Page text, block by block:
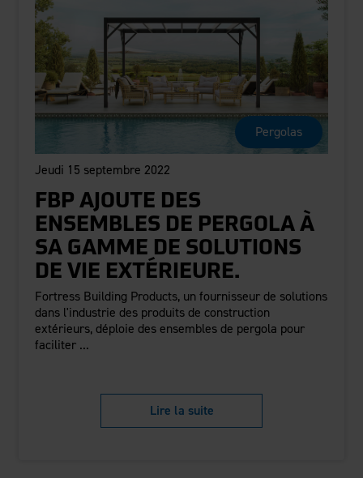
Pergolas
Jeudi 15 septembre 2022
FBP AJOUTE DES
ENSEMBLES DE PERGOLA À
SA GAMME DE SOLUTIONS
DE VIE EXTÉRIEURE.
Fortress Building Products, un fournisseur de solutions
dans l'industrie des produits de construction
extérieurs, déploie des ensembles de pergola pour
faciliter ...
Lire la suite